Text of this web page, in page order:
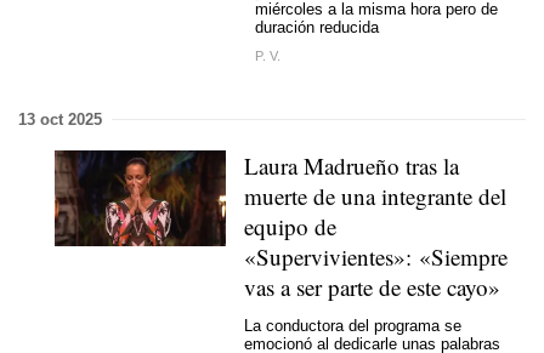
miércoles a la misma hora pero de
duración reducida
P. V.
13 oct 2025
Laura Madrueño tras la
muerte de una integrante del
equipo de
«Supervivientes»: «Siempre
vas a ser parte de este cayo»
La conductora del programa se
emocionó al dedicarle unas palabras